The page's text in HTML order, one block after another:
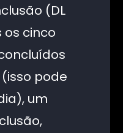
(DL
os cinco
pode
um